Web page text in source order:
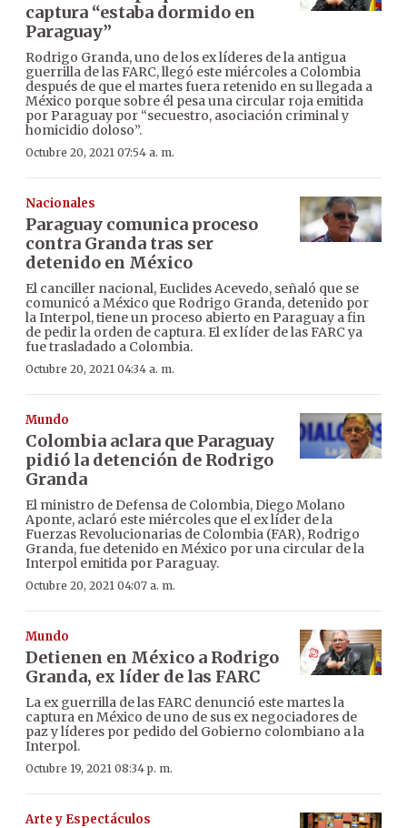
captura “estaba dormido en
Paraguay”
Rodrigo Granda, uno de los ex líderes de la antigua
guerrilla de las FARC, llegó este miércoles a Colombia
después de que el martes fuera retenido en su llegada a
México porque sobre él pesa una circular roja emitida
por Paraguay por “secuestro, asociación criminal y
homicidio doloso”.
Octubre 20, 2021 07:54 a. m.
Nacionales
Paraguay comunica proceso
contra Granda tras ser
detenido en México
El canciller nacional, Euclides Acevedo, señaló que se
comunicó a México que Rodrigo Granda, detenido por
la Interpol, tiene un proceso abierto en Paraguay a fin
de pedir la orden de captura. El ex líder de las FARC ya
fue trasladado a Colombia.
Octubre 20, 2021 04:34 a. m.
Mundo
Colombia aclara que Paraguay
pidió la detención de Rodrigo
Granda
El ministro de Defensa de Colombia, Diego Molano
Aponte, aclaró este miércoles que el ex líder de la
Fuerzas Revolucionarias de Colombia (FAR), Rodrigo
Granda, fue detenido en México por una circular de la
Interpol emitida por Paraguay.
Octubre 20, 2021 04:07 a. m.
Mundo
Detienen en México a Rodrigo
Granda, ex líder de las FARC
La ex guerrilla de las FARC denunció este martes la
captura en México de uno de sus ex negociadores de
paz y líderes por pedido del Gobierno colombiano a la
Interpol.
Octubre 19, 2021 08:34 p. m.
Arte y Espectáculos